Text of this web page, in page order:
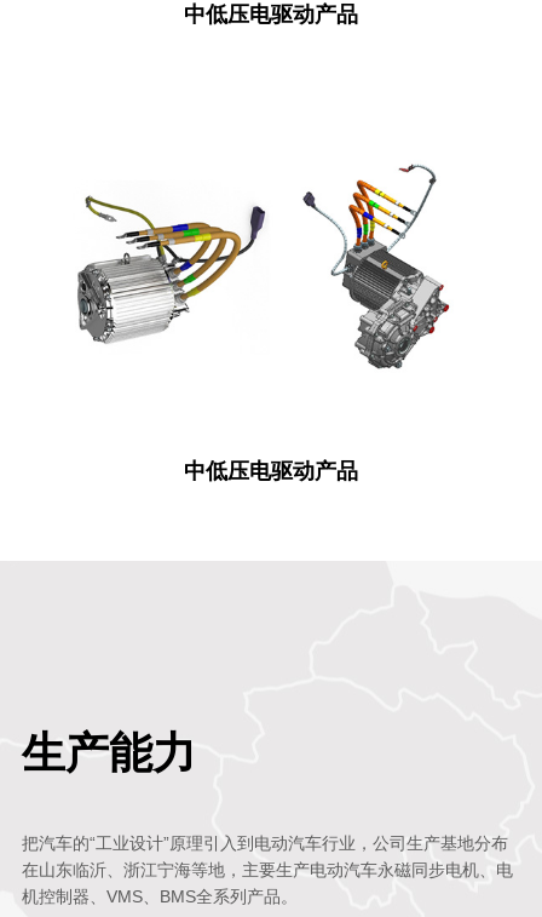
中低压电驱动产品
了解详细产品
中低压电驱动产品
生产能力
把汽车的“工业设计”原理引入到电动汽车行业，公司生产基地分布
在山东临沂、浙江宁海等地，主要生产电动汽车永磁同步电机、电
机控制器、VMS、BMS全系列产品。